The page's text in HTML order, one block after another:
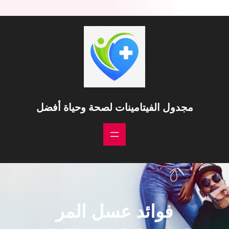
مجدول الفيتامينات لصحة وحياة أفضل
فوائد عسل المر